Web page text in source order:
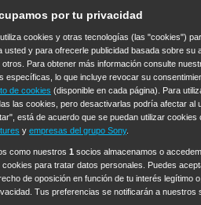
Selecciona
Colección de
Operación: Huracán House of
en familia
Hudson & Rex
High Country Los casos de
Libre de Culpa Morbius NCIS:
Chicago Fire Monarch Circuito
por tu privacidad
cookies y otras tecnologías (las "cookies")
usted y para ofrecerle publicidad basada sobre
otros. Para obtener más información consulte
específicas, lo que incluye revocar su
de cookies (disponible en cada página). Para
las cookies, pero desactivarlas podría afectar al
está de acuerdo que se puedan utilizar
y empresas del grupo Sony.
como nuestros 1 socios almacenamos o
para tratar datos personales. Puedes
de oposición en función de tu interés legítimo
Tus preferencias se notificarán a nuestros